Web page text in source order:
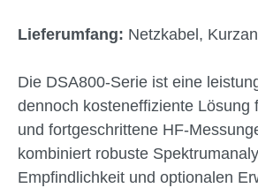
Lieferumfang: Netzkabel,
Die DSA800-Serie ist eine
dennoch kosteneffiziente Lösung
und fortgeschrittene HF-
kombiniert robuste
Empfindlichkeit und optionalen